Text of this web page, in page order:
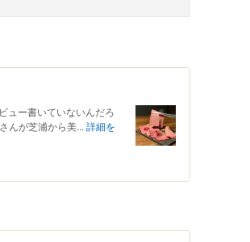
ー書いていないんだろ
んが芝浦から美... 詳細を